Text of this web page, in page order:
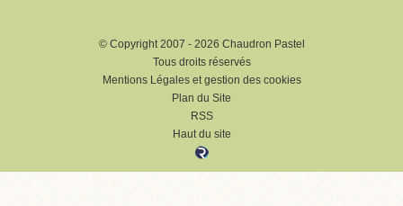
© Copyright 2007 - 2026 Chaudron Pastel
Tous droits réservés
Mentions Légales et gestion des cookies
Plan du Site
RSS
Haut du site